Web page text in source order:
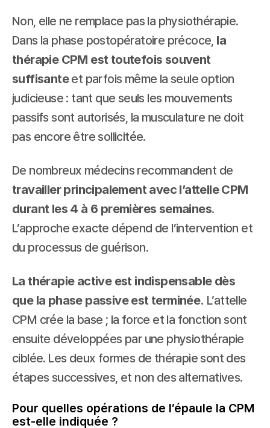
Non, elle ne remplace pas la physiothérapie.
Dans la phase postopératoire précoce, la
thérapie CPM est toutefois souvent
suffisante et parfois même la seule option
judicieuse : tant que seuls les mouvements
passifs sont autorisés, la musculature ne doit
pas encore être sollicitée.
travailler principalement avec l’attelle CPM
durant les 4 à 6 premières semaines.
L’approche exacte dépend de l’intervention et
du processus de guérison.
La thérapie active est indispensable dès
que la phase passive est terminée. L’attelle
CPM crée la base ; la force et la fonction sont
ensuite développées par une physiothérapie
ciblée. Les deux formes de thérapie sont des
étapes successives, et non des alternatives.
Pour quelles opérations de l’épaule la CPM
est-elle indiquée ?